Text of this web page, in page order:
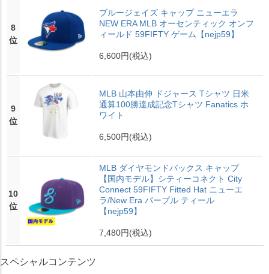
8
位
ブルージェイズ キャップ ニューエラ
NEW ERA MLB オーセンティック オンフ
ィールド 59FIFTY ゲーム【nejp59】
6,600円(税込)
9
位
MLB 山本由伸 ドジャース Tシャツ 日米
通算100勝達成記念Tシャツ Fanatics ホ
ワイト
6,500円(税込)
10
位
MLB ダイヤモンドバックス キャップ
【国内モデル】シティーコネクト City
Connect 59FIFTY Fitted Hat ニューエ
ラ/New Era パープル ティール
【nejp59】
7,480円(税込)
スペシャルコンテンツ